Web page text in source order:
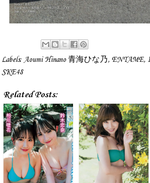
Labels: Aoumi Hinano 青海ひな乃, ENTAME,
SKE48
Related Posts: